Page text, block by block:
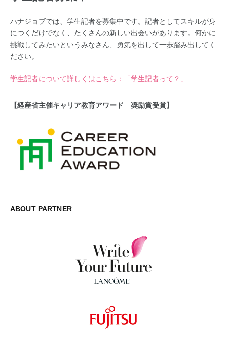
ハナジョブでは、学生記者を募集中です。記者としてスキルが身
につくだけでなく、たくさんの新しい出会いがあります。何かに
挑戦してみたいというみなさん、勇気を出して一歩踏み出してく
ださい。
学生記者について詳しくはこちら：「学生記者って？」
【経産省主催キャリア教育アワード 奨励賞受賞】
ABOUT PARTNER